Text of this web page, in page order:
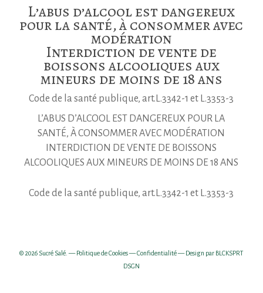
L’abus d’alcool est dangereux
pour la santé, à consommer avec
modération
Interdiction de vente de
boissons alcooliques aux
mineurs de moins de 18 ans
Code de la santé publique, art.L.3342-1 et L.3353-3
L’ABUS D’ALCOOL EST DANGEREUX POUR LA
SANTÉ, À CONSOMMER AVEC MODÉRATION
INTERDICTION DE VENTE DE BOISSONS
ALCOOLIQUES AUX MINEURS DE MOINS DE 18 ANS
Code de la santé publique, art.L.3342-1 et L.3353-3
© 2026 Sucré Salé. —Politique de Cookies—Confidentialité— Design par BLCKSPRT
DSGN